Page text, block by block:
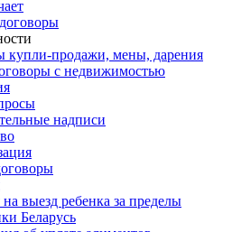
купли-продажи, мены, дарения
с недвижимостью
надписи
выезд ребенка за пределы
Беларусь